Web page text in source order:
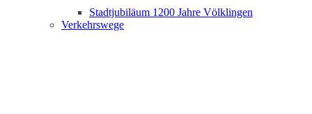
Stadtjubiläum 1200 Jahre Völklingen
Verkehrswege